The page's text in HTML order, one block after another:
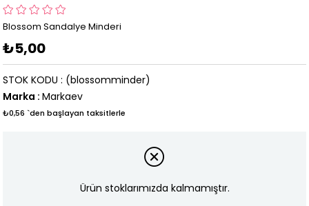
Blossom Sandalye Minderi
₺5,00
(blossomminder)
STOK KODU
Marka : Markaev
₺0,56 `den başlayan taksitlerle
Ürün stoklarımızda kalmamıştır.